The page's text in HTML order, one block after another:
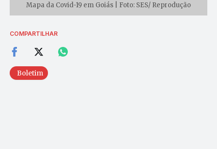
Mapa da Covid-19 em Goiás | Foto: SES/ Reprodução
COMPARTILHAR
Boletim